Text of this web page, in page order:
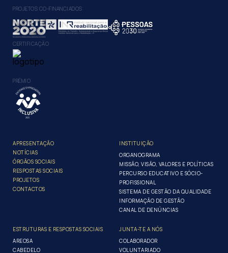
PROJETOS CO-FINANCIADOS
CERTIFICAÇÃO
PRÉMIO
APRESENTAÇÃO
NOTÍCIAS
ÓRGÃOS SOCIAIS
RESPOSTAS SOCIAIS
PROJETOS
CONTACTOS
INSTITUIÇÃO
ORGANOGRAMA
MISSÃO, VISÃO, VALORES E POLÍTICAS
PERCURSO EDUCATIVO E SÓCIO-
PROFISSIONAL
SISTEMA DE GESTÃO DA QUALIDADE
INFORMAÇÃO DE GESTÃO
CANAL DE DENÚNCIAS
ESTRUTURAS E RESPOSTAS SOCIAIS
AREOSA
CABEDELO
JUNTA-TE A NÓS
COLABORADOR
VOLUNTARIADO